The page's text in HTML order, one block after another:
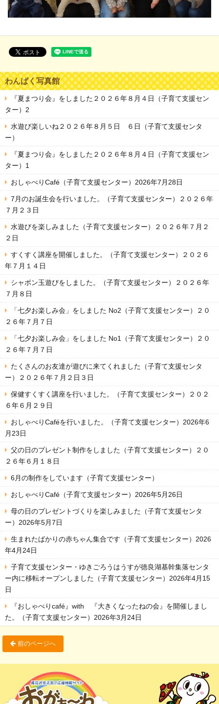
わんぱく写真館
『夏まつり会』をしました２０２６年８月４日（子育て支援セン
ター）2
水遊び楽しいね２０２６年８月５日 ６日（子育て支援センタ
ー）
『夏まつり会』をしました２０２６年８月４日（子育て支援セン
ター）1
おしゃべりCafé（子育て支援センター）2026年7月28日
7月のお誕生会を行いました。（子育て支援センター）２０２６年
７月２３日
水遊びを楽しみました（子育て支援センター）２０２６年７月２
２日
すくすく講座を開催しました。（子育て支援センター）２０２６
年７月１４日
シャボン玉遊びをしました。（子育て支援センター）２０２６年
７月８日
「七夕お楽しみ会」をしました No2（子育て支援センター）２０
２６年７月７日
「七夕お楽しみ会」をしました No1（子育て支援センター）２０
２６年７月７日
たくさんのお友達が遊びに来てくれました（子育て支援センタ
ー）２０２６年７月２日３日
保健すくすく講座を行いました。（子育て支援センター）２０２
６年６月２９日
おしゃべりCaféを行いました。（子育て支援センター）2026年6
月23日
父の日のプレゼント制作をしました（子育て支援センター）２０
２６年６月１８日
6月の制作をしています（子育て支援センター）
おしゃべりCafé（子育て支援センター）2026年5月26日
母の日のプレゼントづくりを楽しみました（子育て支援センタ
ー）2026年5月7日
生まれたばかりの赤ちゃん集合です（子育て支援センター）2026
年4月24日
子育て支援センター・ゆきごろうはうすが徳良湖基幹集落センタ
ー内に移転オープンしました（子育て支援センター）2026年4月15
日
『おしゃべりcafé』with 『大きくなったねの会』を開催しまし
た。（子育て支援センター）2026年3月24日
前のページへ